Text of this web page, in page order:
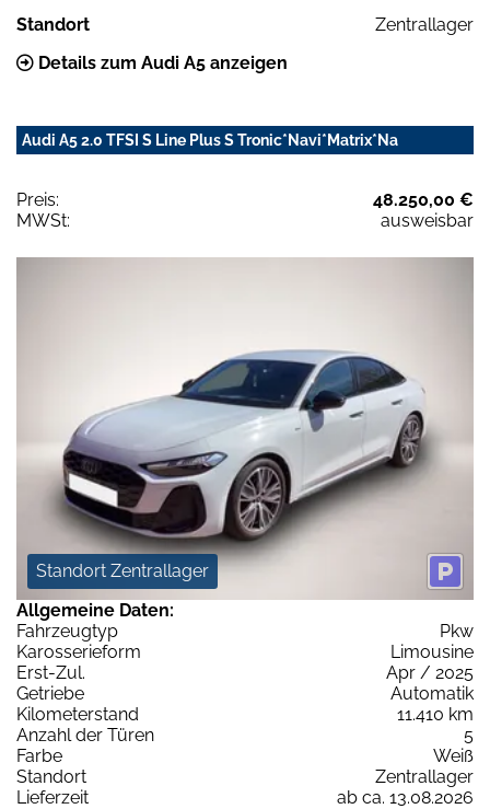
Standort
Zentrallager
Details zum Audi A5 anzeigen
Audi A5 2.0 TFSI S Line Plus S Tronic*Navi*Matrix*Na
Preis:
48.250,00 €
MWSt:
ausweisbar
Standort Zentrallager
Allgemeine Daten:
Fahrzeugtyp
Pkw
Karosserieform
Limousine
Erst-Zul.
Apr / 2025
Getriebe
Automatik
Kilometerstand
11.410 km
Anzahl der Türen
5
Farbe
Weiß
Standort
Zentrallager
Lieferzeit
ab ca. 13.08.2026